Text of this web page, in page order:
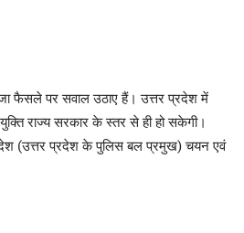
फैसले पर सवाल उठाए हैं। उत्तर प्रदेश में
राज्य सरकार के स्तर से ही हो सकेगी।
(उत्तर प्रदेश के पुलिस बल प्रमुख) चयन एवं